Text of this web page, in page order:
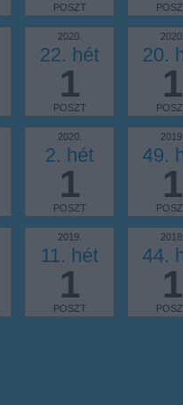
POSZT
2020.
22. hét
1
POSZT
2020.
20.
1
2020.
2. hét
1
POSZT
2019.
49.
1
2019.
11. hét
1
POSZT
2018.
44.
1